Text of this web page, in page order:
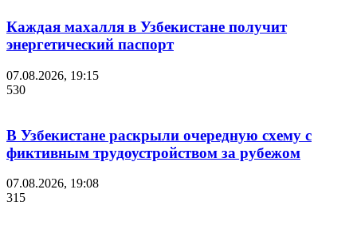
Каждая махалля в Узбекистане получит
энергетический паспорт
07.08.2026, 19:15
530
В Узбекистане раскрыли очередную схему с
фиктивным трудоустройством за рубежом
07.08.2026, 19:08
315